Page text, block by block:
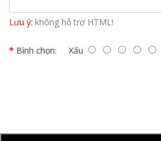
Lưu ý: không hỗ trợ HTML!
Bình chọn: Xấu